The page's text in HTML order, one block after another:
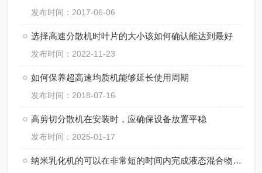
发布时间：2017-06-06
选择高速分散机时叶片的大小该如何确认能达到最好
发布时间：2022-11-23
如何保养超高速均质机能够延长使用周期
发布时间：2018-07-16
高剪切分散机在安装时，应确保设备放置平稳
发布时间：2025-01-17
纳米乳化机的可以在非常短的时间内完成液态混合物的乳化